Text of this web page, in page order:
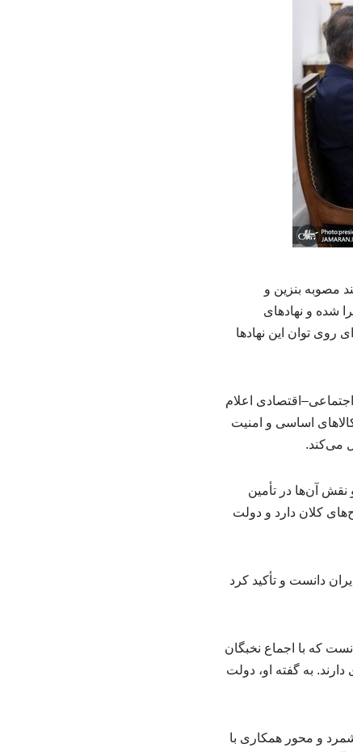
مصوبه بنزین و
شده و نهادهای
روی توان این نهادها
اعلام
اساسی و امنیت
می‌کند.
با قدردانی از همراهی این نهادها، به‌ویژه در دوره جنگ ۱۲روزه و نقش آن‌ها در تأمین
کلان دارد و دولت
دانست و تأکید کرد
که با اجماع نخبگان
به گفته او، دولت
و محور همکاری با